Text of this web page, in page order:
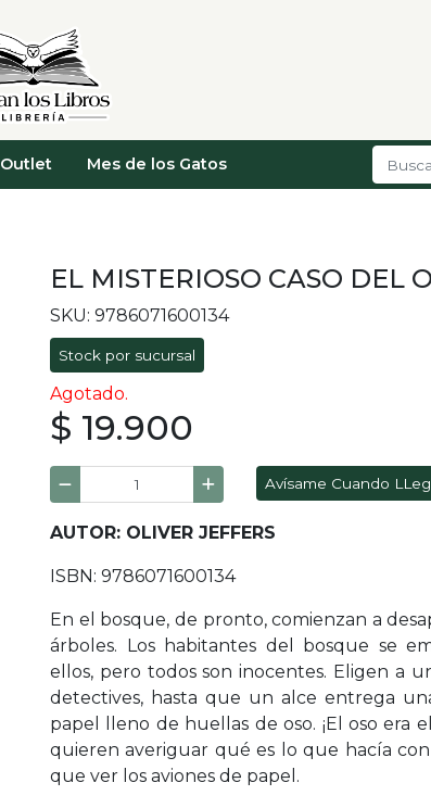
Outlet Mes de los Gatos
EL MISTERIOSO CASO DEL
SKU: 9786071600134
Stock por sucursal
Agotado.
$ 19.900
Avísame Cuando
AUTOR: OLIVER JEFFERS
ISBN: 9786071600134
En el bosque, de pronto, comienzan a
árboles. Los habitantes del bosque se
ellos, pero todos son inocentes. Eligen a
detectives, hasta que un alce entrega
papel lleno de huellas de oso. ¡El oso era
quieren averiguar qué es lo que hacía
que ver los aviones de papel.